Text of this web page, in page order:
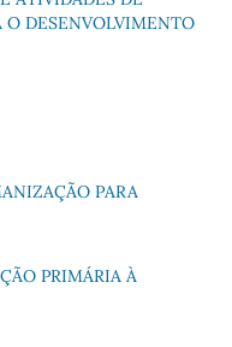
O DESENVOLVIMENTO
PARA
PRIMÁRIA À